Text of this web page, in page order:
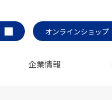
オンラインショップ
企業情報